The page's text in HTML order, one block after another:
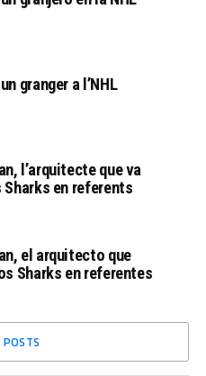
granger a l’NHL
l’arquitecte que va
en referents
el arquitecto que
Sharks en referentes